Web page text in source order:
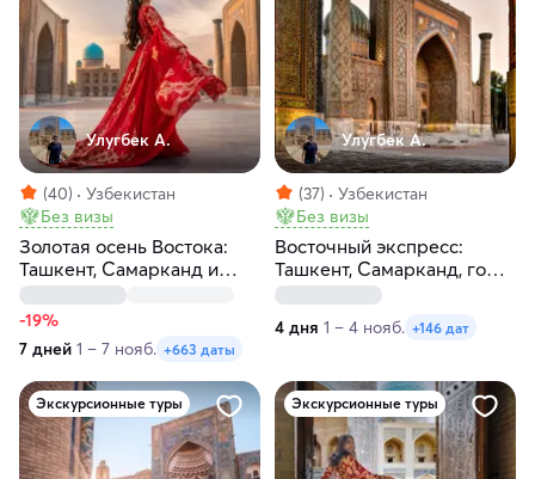
Улугбек А.
(40)
Узбекистан
Без визы
Золотая осень Востока:
Ташкент, Самарканд и
Бухара
-19%
7 дней 1 – 7 нояб. +663 даты
Улугбек А.
(37)
Узбекистан
Без визы
Восточный экспресс:
Ташкент, Самарканд, горы,
Чимган за 4 дня
4 дня 1 – 4 нояб. +146 дат
Экскурсионные туры Экскурсионные туры